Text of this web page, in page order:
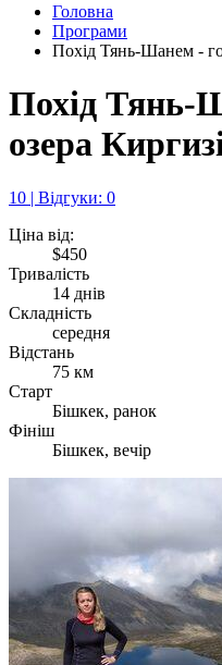
Головна
Програми
Похід Тянь-Шанем -
Похід Тянь-
озера
10 | Відгуки: 0
Ціна від:
$450
Тривалість
14 днів
Складність
середня
Відстань
75 км
Старт
Бішкек, ранок
Фініш
Бішкек, вечір